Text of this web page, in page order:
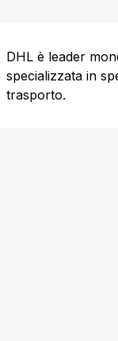
DHL è leader
specializzata in
trasporto.